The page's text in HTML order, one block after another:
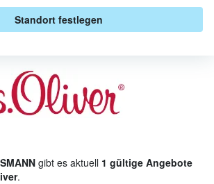
Standort festlegen
& AKTIONEN
gibt es aktuell 1 gültige Angebote
.